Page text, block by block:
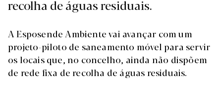
recolha de águas residuais.
A Esposende Ambiente vai avançar com um
projeto-piloto de saneamento móvel para servir
os locais que, no concelho, ainda não dispõem
de rede fixa de recolha de águas residuais.